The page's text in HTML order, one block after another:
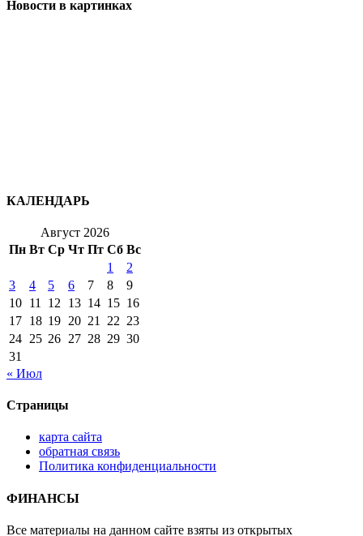
Новости в картинках
КАЛЕНДАРЬ
Август 2026
Пн Вт Ср Чт Пт Сб Вс
1
2
3
4 5 6 7 8
9
10 11 12 13 14 15 16
17 18 19 20 21 22 23
24 25 26 27 28 29 30
31
« Июл
Страницы
карта сайта
обратная связь
Политика конфиденциальности
ФИНАНСЫ
Все материалы на данном сайте взяты из открытых